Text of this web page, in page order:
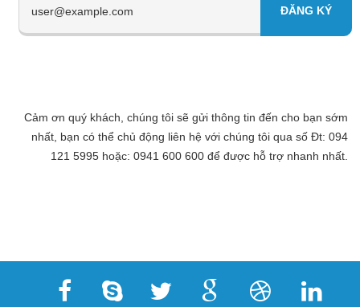
Cảm ơn quý khách, chúng tôi sẽ gửi thông tin đến cho bạn sớm
nhất, bạn có thể chủ động liên hệ với chúng tôi qua số Đt: 094
121 5995 hoặc: 0941 600 600 để được hỗ trợ nhanh nhất.